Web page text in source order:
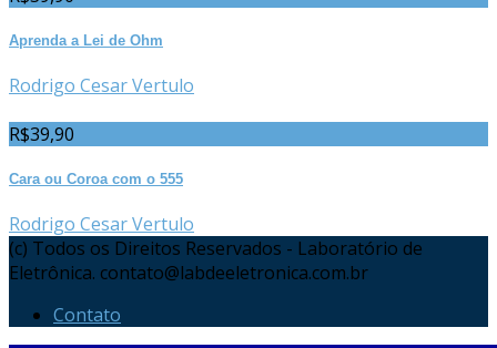
Aprenda a Lei de Ohm
Rodrigo Cesar Vertulo
R$39,90
Cara ou Coroa com o 555
Rodrigo Cesar Vertulo
(c) Todos os Direitos Reservados - Laboratório de
Eletrônica. contato@labdeeletronica.com.br
Contato